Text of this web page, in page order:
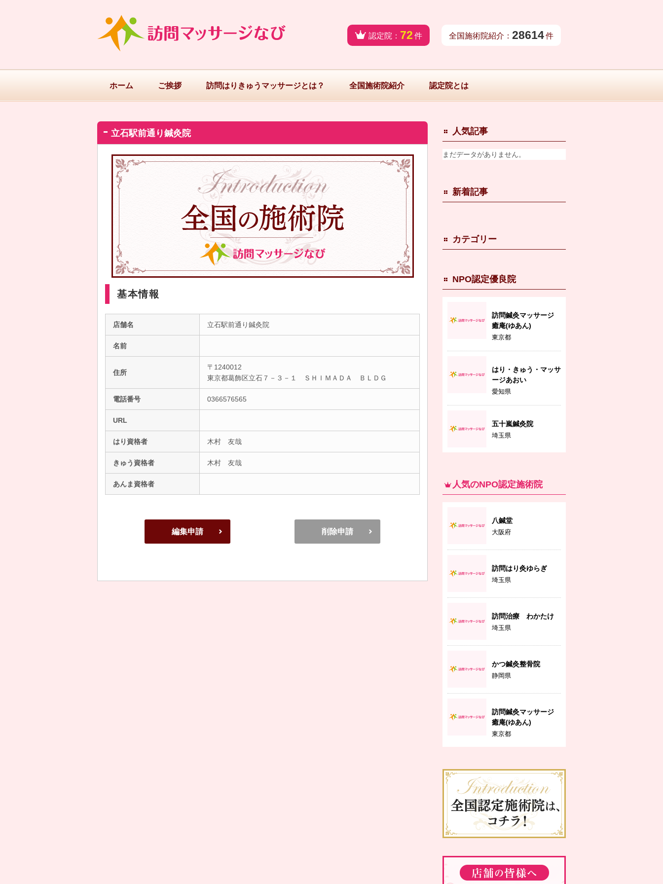
認定院： 72 件 全国施術院紹介： 28614件
ホーム ご挨拶 訪問はりきゅうマッサージとは？ 全国施術院紹介 認定院とは
立石駅前通り鍼灸院
基本情報
店舗名 立石駅前通り鍼灸院
名前
住所
〒1240012
東京都葛飾区立石７－３－１ ＳＨＩＭＡＤＡ ＢＬＤＧ
電話番号 0366576565
URL
はり資格者 木村 友哉
きゅう資格者 木村 友哉
あんま資格者
編集申請 削除申請
人気記事
まだデータがありません。
新着記事
カテゴリー
NPO認定優良院
訪問鍼灸マッサージ
癒庵(ゆあん)
東京都
はり・きゅう・マッサ
ージあおい
愛知県
五十嵐鍼灸院
埼玉県
人気のNPO認定施術院
八鍼堂
大阪府
訪問はり灸ゆらぎ
埼玉県
訪問治療 わかたけ
埼玉県
かつ鍼灸整骨院
静岡県
訪問鍼灸マッサージ
癒庵(ゆあん)
東京都